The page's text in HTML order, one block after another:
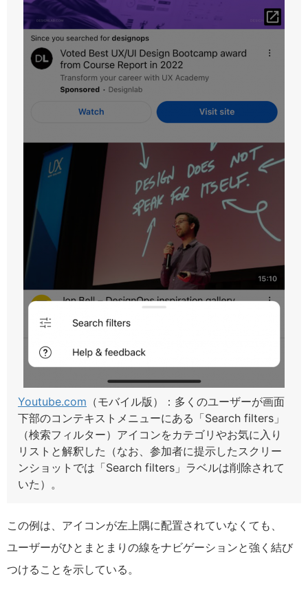
Youtube.com （モバイル版）：多くのユーザーが画面
下部のコンテキストメニューにある「Search filters」
（検索フィルター）アイコンをカテゴリやお気に入り
リストと解釈した（なお、参加者に提示したスクリー
ンショットでは「Search filters」ラベルは削除されて
いた）。
この例は、アイコンが左上隅に配置されていなくても、
ユーザーがひとまとまりの線をナビゲーションと強く結び
つけることを示している。